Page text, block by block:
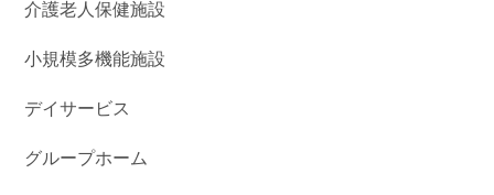
介護老人保健施設
小規模多機能施設
デイサービス
グループホーム